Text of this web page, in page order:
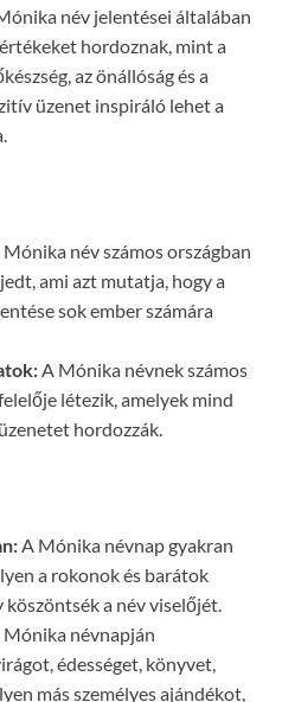
név jelentései általában
hordoznak, mint a
az önállóság és a
üzenet inspiráló lehet a
Mónika név számos országban
ami azt mutatja, hogy a
sok ember számára
A Mónika névnek számos
létezik, amelyek mind
hordozzák.
A Mónika névnap gyakran
a rokonok és barátok
köszöntsék a név viselőjét.
Mónika névnapján
édességet, könyvet,
más személyes ajándékot,